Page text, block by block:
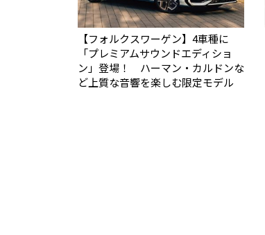
【フォルクスワーゲン】4車種に
「プレミアムサウンドエディショ
ン」登場！ ハーマン・カルドンな
ど上質な音響を楽しむ限定モデル